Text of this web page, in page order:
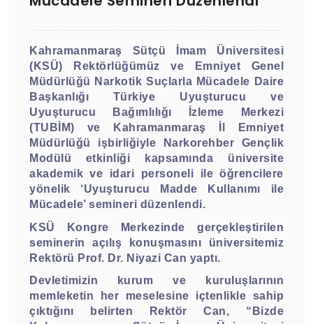
Kahramanmaraş Sütçü İmam Üniversitesi
(KSÜ) Rektörlüğümüz ve Emniyet Genel
Müdürlüğü Narkotik Suçlarla Mücadele Daire
Başkanlığı Türkiye Uyuşturucu ve
Uyuşturucu Bağımlılığı İzleme Merkezi
(TUBİM) ve Kahramanmaraş İl Emniyet
Müdürlüğü işbirliğiyle Narkorehber Gençlik
Modülü etkinliği kapsamında üniversite
akademik ve idari personeli ile öğrencilere
yönelik ‘Uyuşturucu Madde Kullanımı ile
Mücadele’ semineri düzenlendi.
KSÜ Kongre Merkezinde gerçekleştirilen
seminerin açılış konuşmasını üniversitemiz
Rektörü Prof. Dr. Niyazi Can yaptı.
Devletimizin kurum ve kuruluşlarının
memleketin her meselesine içtenlikle sahip
çıktığını belirten Rektör Can, “Bizde